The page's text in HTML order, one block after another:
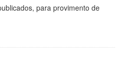
para provimento de